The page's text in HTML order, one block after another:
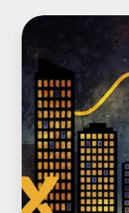
Alles
over
noodvermogen